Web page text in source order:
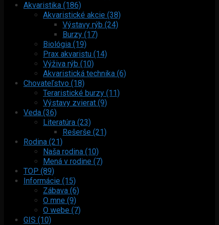
Akvaristika (186)
Akvaristické akcie (38)
Výstavy rýb (24)
Burzy (17)
Biológia (19)
Prax akvaristu (14)
Výživa rýb (10)
Akvaristická technika (6)
Chovateľstvo (18)
Teraristické burzy (11)
Výstavy zvierat (9)
Veda (36)
Literatúra (23)
Rešerše (21)
Rodina (21)
Naša rodina (10)
Mená v rodine (7)
TOP (89)
Informácie (15)
Zábava (6)
O mne (9)
O webe (7)
GIS (10)